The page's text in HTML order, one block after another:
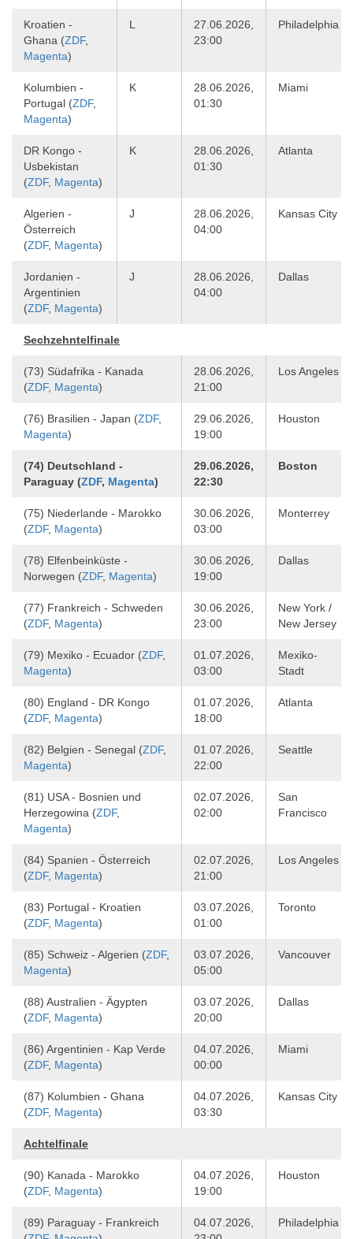
Kroatien -
Ghana (ZDF,
Magenta)
L
27.06.2026,
23:00
Philadelphia
Kolumbien -
Portugal (ZDF,
Magenta)
K
28.06.2026,
01:30
Miami
DR Kongo -
Usbekistan
(ZDF, Magenta)
K
28.06.2026,
01:30
Atlanta
Algerien -
Österreich
(ZDF, Magenta)
J
28.06.2026,
04:00
Kansas City
Jordanien -
Argentinien
(ZDF, Magenta)
J
28.06.2026,
04:00
Dallas
Sechzehntelfinale
(73) Südafrika - Kanada
(ZDF, Magenta)
28.06.2026,
21:00
Los Angeles
(76) Brasilien - Japan (ZDF,
Magenta)
29.06.2026,
19:00
Houston
(74) Deutschland -
Paraguay (ZDF, Magenta)
29.06.2026,
22:30
Boston
(75) Niederlande - Marokko
(ZDF, Magenta)
30.06.2026,
03:00
Monterrey
(78) Elfenbeinküste -
Norwegen (ZDF, Magenta)
30.06.2026,
19:00
Dallas
(77) Frankreich - Schweden
(ZDF, Magenta)
30.06.2026,
23:00
New York /
New Jersey
(79) Mexiko - Ecuador (ZDF,
Magenta)
01.07.2026,
03:00
Mexiko-
Stadt
(80) England - DR Kongo
(ZDF, Magenta)
01.07.2026,
18:00
Atlanta
(82) Belgien - Senegal (ZDF,
Magenta)
01.07.2026,
22:00
Seattle
(81) USA - Bosnien und
Herzegowina (ZDF,
Magenta)
02.07.2026,
02:00
San
Francisco
(84) Spanien - Österreich
(ZDF, Magenta)
02.07.2026,
21:00
Los Angeles
(83) Portugal - Kroatien
(ZDF, Magenta)
03.07.2026,
01:00
Toronto
(85) Schweiz - Algerien (ZDF,
Magenta)
03.07.2026,
05:00
Vancouver
(88) Australien - Ägypten
(ZDF, Magenta)
03.07.2026,
20:00
Dallas
(86) Argentinien - Kap Verde
(ZDF, Magenta)
04.07.2026,
00:00
Miami
(87) Kolumbien - Ghana
(ZDF, Magenta)
04.07.2026,
03:30
Kansas City
Achtelfinale
(90) Kanada - Marokko
(ZDF, Magenta)
04.07.2026,
19:00
Houston
(89) Paraguay - Frankreich
04.07.2026,
Philadelphia